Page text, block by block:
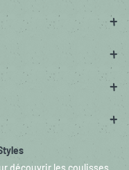
découvrir les coulisses